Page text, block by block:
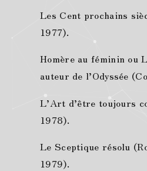
Les Cent prochains
1977).
Homère au féminin ou
auteur de l’Odyssée
L’Art d’être toujours
1978).
Le Sceptique résolu
1979).